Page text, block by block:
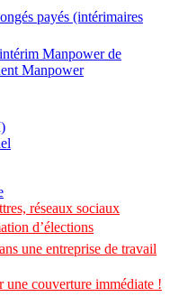
payés (intérimaires
Manpower de
Manpower
réseaux sociaux
d’élections
une entreprise de travail
couverture immédiate !